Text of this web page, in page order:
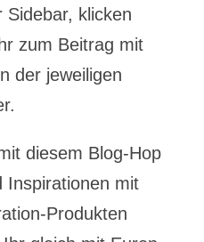
klicken
zum Beitrag mit
der jeweiligen
diesem Blog-Hop
Inspirationen mit
Produkten